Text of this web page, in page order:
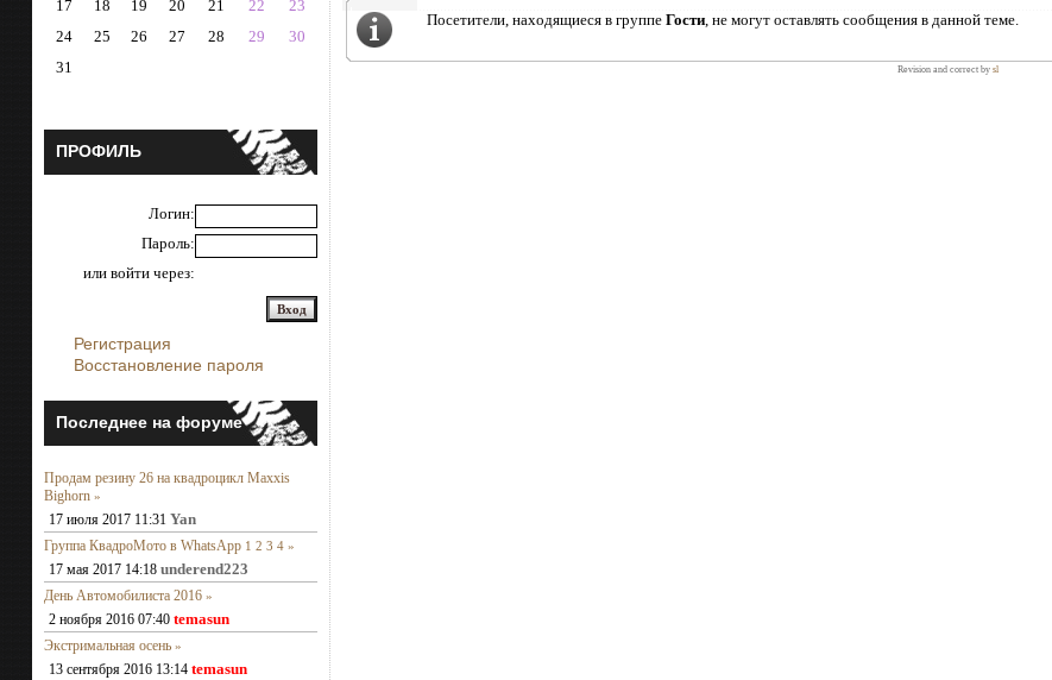
17
18 19 20 21 22
23
24
25 26 27 28 29
30
31
ПРОФИЛЬ
Логин:
Пароль:
или войти через:
Регистрация
Восстановление пароля
Последнее на форуме
Продам резину 26 на квадроцикл Maxxis
Bighorn »
17 июля 2017 11:31 Yan
Группа КвадроМото в WhatsApp 1 2 3 4 »
17 мая 2017 14:18 underend223
День Автомобилиста 2016 »
2 ноября 2016 07:40 temasun
Экстримальная осень »
13 сентября 2016 13:14 temasun
Посетители, находящиеся в группе Гости, не могут оставлять сообщения в данной теме.
Revision and correct by sl